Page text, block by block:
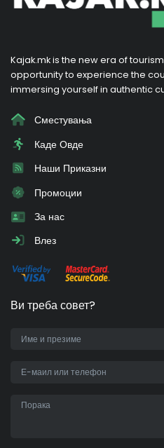
Kajak.mk is the new era of
opportunity to experience the
immersing yourself in authentic
Сместувања
Каде Овде
Наши Приказни
Промоции
За нас
Влез
Ви треба совет?